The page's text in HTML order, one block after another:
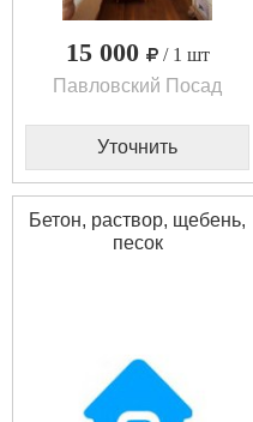
15 000
/ 1 шт
Павловский Посад
Уточнить
Бетон, раствор, щебень,
песок